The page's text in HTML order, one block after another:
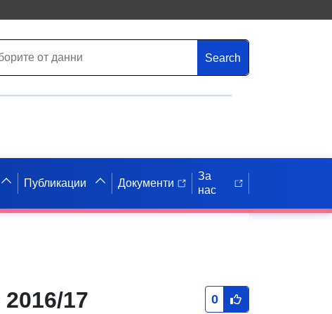
Search
Публикации Документи
За
нас
17 0